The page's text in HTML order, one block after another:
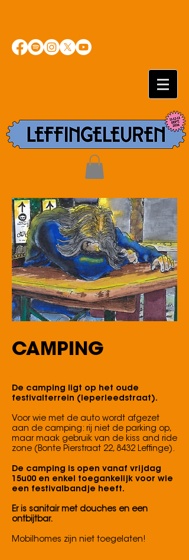
CAMPING
De camping ligt op het oude
festivalterrein (Ieperleedstraat).
Voor wie met de auto wordt afgezet
aan de camping: rij niet de parking op,
maar maak gebruik van de kiss and ride
zone (Bonte Pierstraat 22, 8432 Leffinge).
De camping is open vanaf vrijdag
15u00 en enkel toegankelijk voor wie
een festivalbandje heeft.
Er is sanitair met douches en een
ontbijtbar.
Mobilhomes zijn niet toegelaten!